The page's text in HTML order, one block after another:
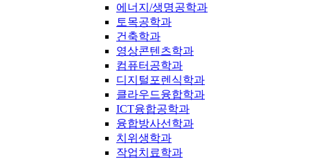
에너지/생명공학과
토목공학과
건축학과
영상콘텐츠학과
컴퓨터공학과
디지털포렌식학과
클라우드융합학과
ICT융합공학과
융합방사선학과
치위생학과
작업치료학과